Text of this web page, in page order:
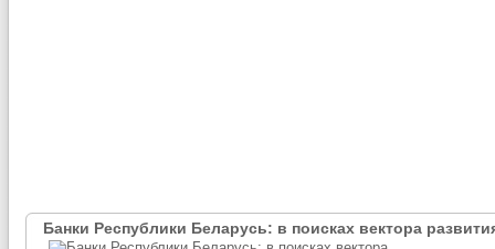
Банки Республики Беларусь: в поисках вектора